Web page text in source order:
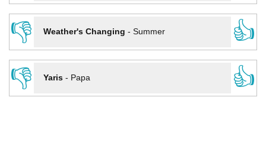
👎
Weather's Changing - Summer
👍
👎
Yaris- Papa 👍